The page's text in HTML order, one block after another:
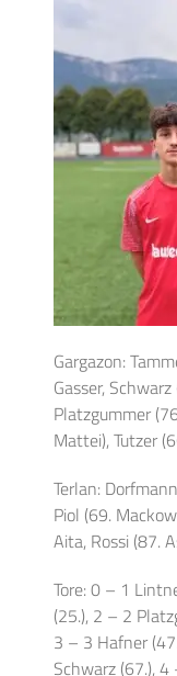
Gargazon:
Gasser,
Platzgummer
Mattei), Tutzer
Terlan:
Piol (69.
Aita, Rossi (87.
Tore: 0 – 1
(25.), 2 – 2
3 – 3 Hafner
Schwarz (67.),